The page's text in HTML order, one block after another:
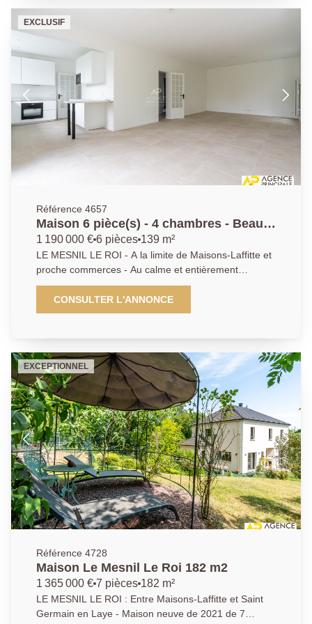
EXCLUSIF
Référence 4657
Maison 6 pièce(s) - 4 chambres - Beau
jardin sans vis à vis
1 190 000 € 6 pièces 139 m²
LE MESNIL LE ROI - A la limite de Maisons-Laffitte et
proche commerces - Au calme et entièrement
rénovée par des professionnels - Maison non
mitoyenne offrant séjour double ouvrant avec de
belles baies vitrées sur terrasse et jardin- cuisine
(cave à vin, buanderie, piece - bureau - rangements) -
Terrain à l'arrière sans vis à vis de 630 m² -
Prestations de qualité - (Isolation extérieure -
eléctricité - Double vitrage - Volet électrique ...)
Garage - DPE C - Exclusivité AP 01.39.62.04.04
CONSULTER L'ANNONCE
EXCEPTIONNEL
Référence 4728
Maison Le Mesnil Le Roi 182 m2
1 365 000 € 7 pièces 182 m²
LE MESNIL LE ROI : Entre Maisons-Laffitte et Saint
Germain en Laye - Maison neuve de 2021 de 7